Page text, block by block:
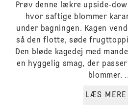
Prøv denne lækre upside-
hvor saftige blommer
under bagningen. Kagen
så den flotte, søde
Den bløde kagedej med
en hyggelig smag, der
blommer.